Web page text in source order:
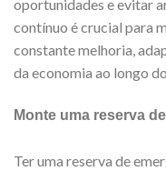
oportunidades e evitar
contínuo é crucial para
constante melhoria,
da economia ao longo
Monte uma reserva
Ter uma reserva de